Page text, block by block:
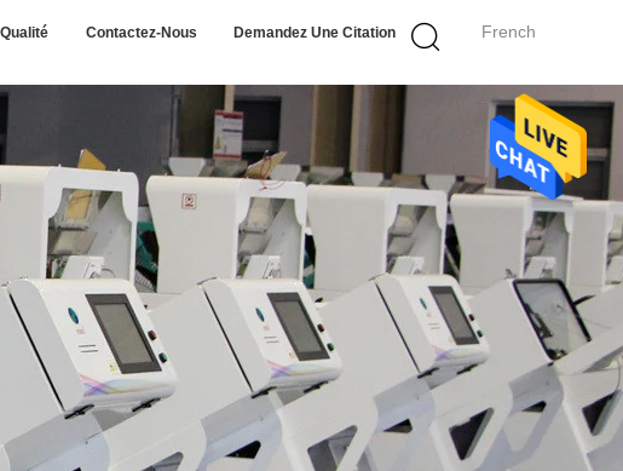
French
Contactez-Nous Demandez Une Citation